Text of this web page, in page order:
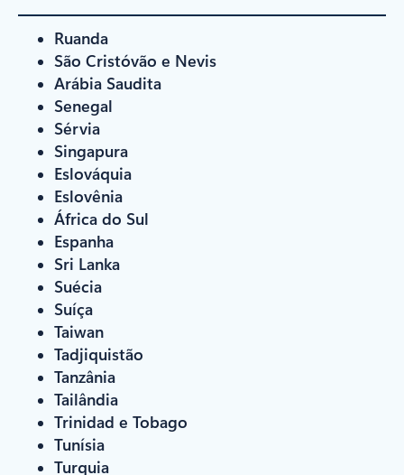
Ruanda
São Cristóvão e Nevis
Arábia Saudita
Senegal
Sérvia
Singapura
Eslováquia
Eslovênia
África do Sul
Espanha
Sri Lanka
Suécia
Suíça
Taiwan
Tadjiquistão
Tanzânia
Tailândia
Trinidad e Tobago
Tunísia
Turquia